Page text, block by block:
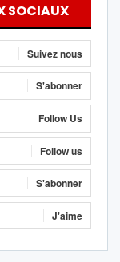
SOCIAUX
Suivez nous
S'abonner
Follow Us
Follow us
S'abonner
J'aime